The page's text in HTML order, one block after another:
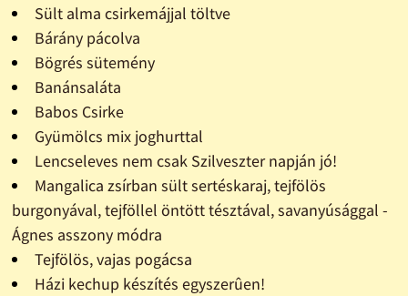
Sült alma csirkemájjal töltve
Bárány pácolva
Bögrés sütemény
Banánsaláta
Babos Csirke
Gyümölcs mix joghurttal
Lencseleves nem csak Szilveszter napján jó!
Mangalica zsírban sült sertéskaraj, tejfölös
burgonyával, tejföllel öntött tésztával, savanyúsággal -
Ágnes asszony módra
Tejfölös, vajas pogácsa
Házi kechup készítés egyszerûen!